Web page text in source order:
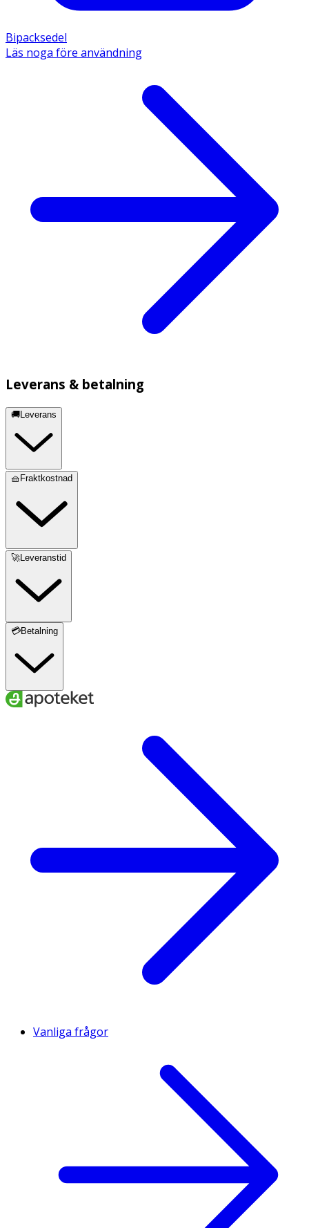
Bipacksedel
Läs noga före användning
Leverans & betalning
🚚Leverans
🧺Fraktkostnad
🚀Leveranstid
💳Betalning
Vanliga frågor